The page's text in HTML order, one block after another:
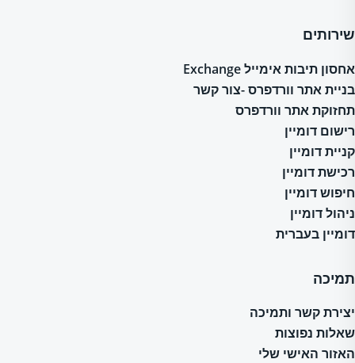
שירותים
אחסון תיבות אימייל Exchange
בניית אתר וורדפרס -צור קשר
תחזוקת אתר וורדפרס
רישום דומיין
קניית דומיין
רכישת דומיין
חיפוש דומיין
ניהול דומיין
דומיין בעברית
תמיכה
יצירת קשר ותמיכה
שאלות נפוצות
האזור האישי שלי